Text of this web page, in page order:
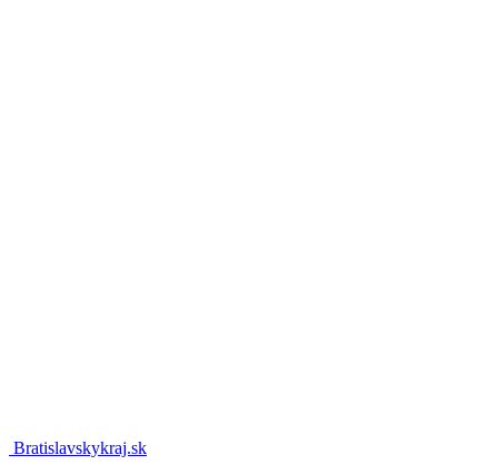
Bratislavskykraj.sk